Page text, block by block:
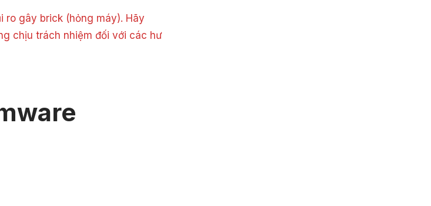
ro gây brick (hỏng máy). Hãy
chịu trách nhiệm đối với các hư